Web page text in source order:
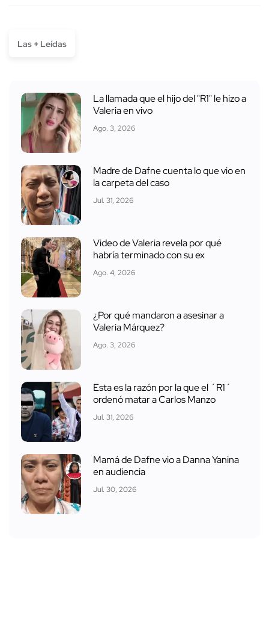
Las + Leídas
La llamada que el hijo del "R1" le hizo a
Valeria en vivo
Ago. 3, 2026
Madre de Dafne cuenta lo que vio en
la carpeta del caso
Jul. 31, 2026
Video de Valeria revela por qué
habría terminado con su ex
Ago. 4, 2026
¿Por qué mandaron a asesinar a
Valeria Márquez?
Ago. 3, 2026
Esta es la razón por la que el ´R1´
ordenó matar a Carlos Manzo
Jul. 31, 2026
Mamá de Dafne vio a Danna Yanina
en audiencia
Jul. 30, 2026